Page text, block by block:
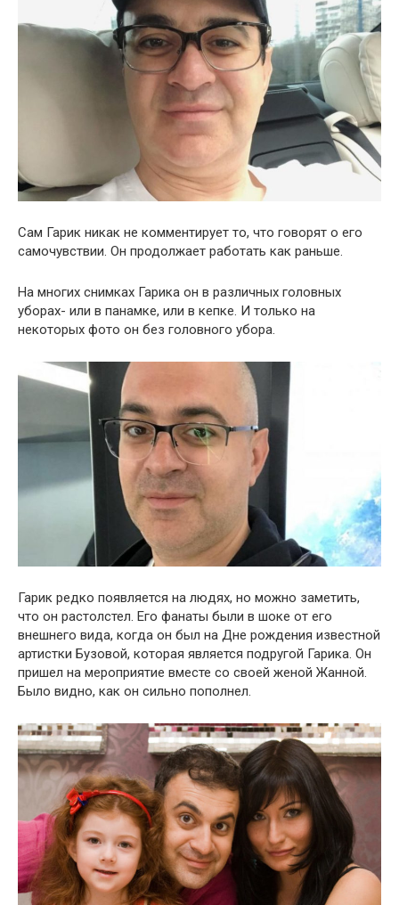
Сам Гарик никак не комментирует то, что говорят о его
самочувствии. Он продолжает работать как раньше.
На многих снимках Гарика он в различных головных
уборах- или в панамке, или в кепке. И только на
некоторых фото он без головного убора.
Гарик редко появляется на людях, но можно заметить,
что он растолстел. Его фанаты были в шоке от его
внешнего вида, когда он был на Дне рождения известной
артистки Бузовой, которая является подругой Гарика. Он
пришел на мероприятие вместе со своей женой Жанной.
Было видно, как он сильно пополнел.